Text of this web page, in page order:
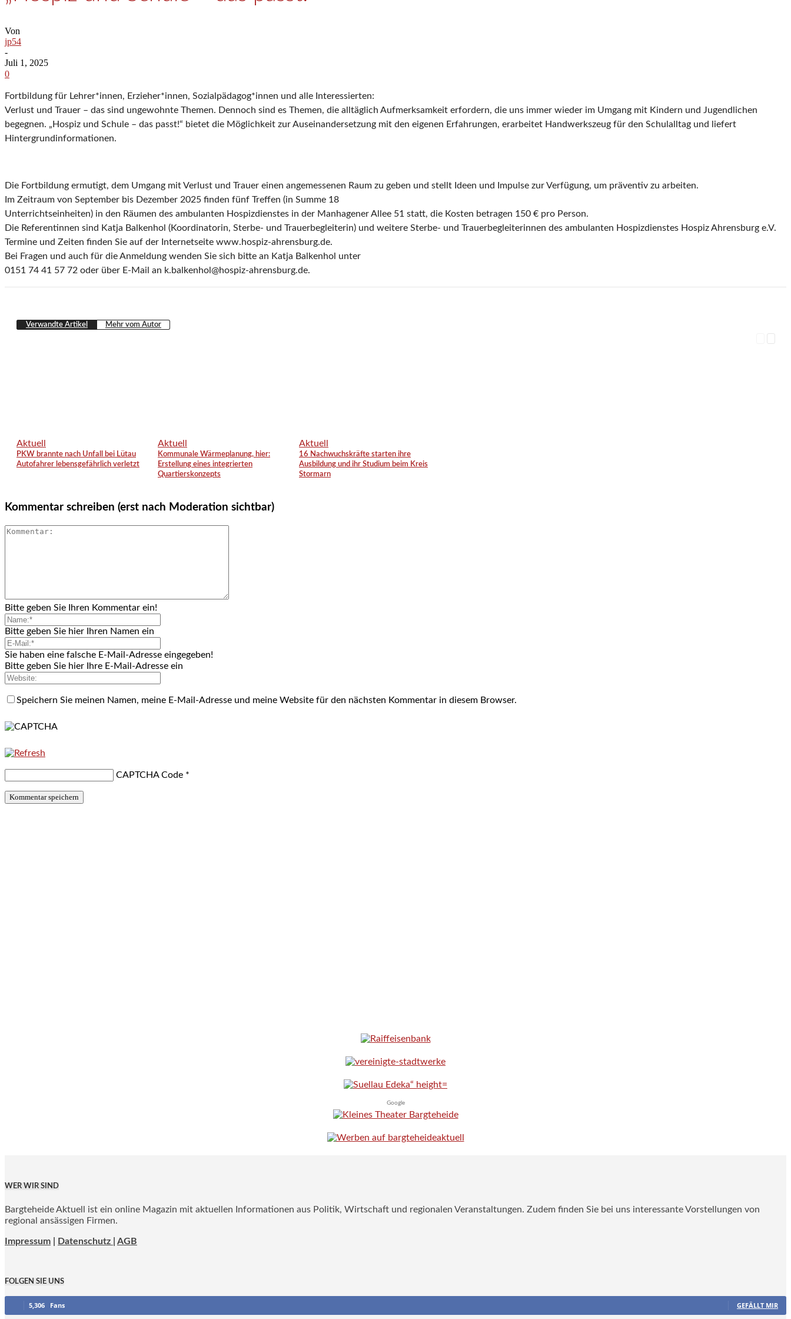
Von
jp54
-
Juli 1, 2025
0
Fortbildung für Lehrer*innen, Erzieher*innen, Sozialpädagog*innen und alle Interessierten:
Verlust und Trauer – das sind ungewohnte Themen. Dennoch sind es Themen, die alltäglich Aufmerksamkeit erfordern, die uns immer wieder im Umgang mit Kindern und Jugendlichen
begegnen. „Hospiz und Schule – das passt!“ bietet die Möglichkeit zur Auseinandersetzung mit den eigenen Erfahrungen, erarbeitet Handwerkszeug für den Schulalltag und liefert
Hintergrundinformationen.
Die Fortbildung ermutigt, dem Umgang mit Verlust und Trauer einen angemessenen Raum zu geben und stellt Ideen und Impulse zur Verfügung, um präventiv zu arbeiten.
Im Zeitraum von September bis Dezember 2025 finden fünf Treffen (in Summe 18
Unterrichtseinheiten) in den Räumen des ambulanten Hospizdienstes in der Manhagener Allee 51 statt, die Kosten betragen 150 € pro Person.
Die Referentinnen sind Katja Balkenhol (Koordinatorin, Sterbe- und Trauerbegleiterin) und weitere Sterbe- und Trauerbegleiterinnen des ambulanten Hospizdienstes Hospiz Ahrensburg e.V.
Termine und Zeiten finden Sie auf der Internetseite www.hospiz-ahrensburg.de.
Bei Fragen und auch für die Anmeldung wenden Sie sich bitte an Katja Balkenhol unter
0151 74 41 57 72 oder über E-Mail an k.balkenhol@hospiz-ahrensburg.de.
Verwandte Artikel Mehr vom Autor
Aktuell
PKW brannte nach Unfall bei Lütau
Autofahrer lebensgefährlich verletzt
Aktuell
Kommunale Wärmeplanung, hier:
Erstellung eines integrierten
Quartierskonzepts
Aktuell
16 Nachwuchskräfte starten ihre
Ausbildung und ihr Studium beim Kreis
Stormarn
Kommentar schreiben (erst nach Moderation sichtbar)
Bitte geben Sie Ihren Kommentar ein!
Bitte geben Sie hier Ihren Namen ein
Sie haben eine falsche E-Mail-Adresse eingegeben!
Bitte geben Sie hier Ihre E-Mail-Adresse ein
Speichern Sie meinen Namen, meine E-Mail-Adresse und meine Website für den nächsten Kommentar in diesem Browser.
CAPTCHA Code *
Google
WER WIR SIND
Bargteheide Aktuell ist ein online Magazin mit aktuellen Informationen aus Politik, Wirtschaft und regionalen Veranstaltungen. Zudem finden Sie bei uns interessante Vorstellungen von
regional ansässigen Firmen.
Impressum Datenschutz | AGB
FOLGEN SIE UNS
5,306 Fans GEFÄLLT MIR